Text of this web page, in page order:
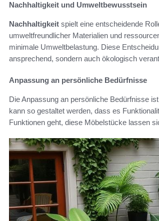
Nachhaltigkeit und Umweltbewusstsein
Nachhaltigkeit spielt eine entscheidende
umweltfreundlicher Materialien und
minimale Umweltbelastung. Diese
ansprechend, sondern auch ökologisch
Anpassung an persönliche Bedürfnisse
Die Anpassung an persönliche Bedürfnisse
kann so gestaltet werden, dass es
Funktionen geht, diese Möbelstücke lassen